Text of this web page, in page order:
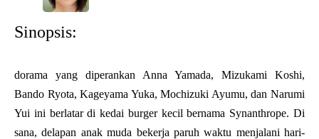
Sinopsis:
dorama yang diperankan Anna Yamada, Mizukami Koshi,
Bando Ryota, Kageyama Yuka, Mochizuki Ayumu, dan Narumi
Yui ini berlatar di kedai burger kecil bernama Synanthrope.Di
sana, delapan anak muda bekerja paruh waktu menjalani hari-